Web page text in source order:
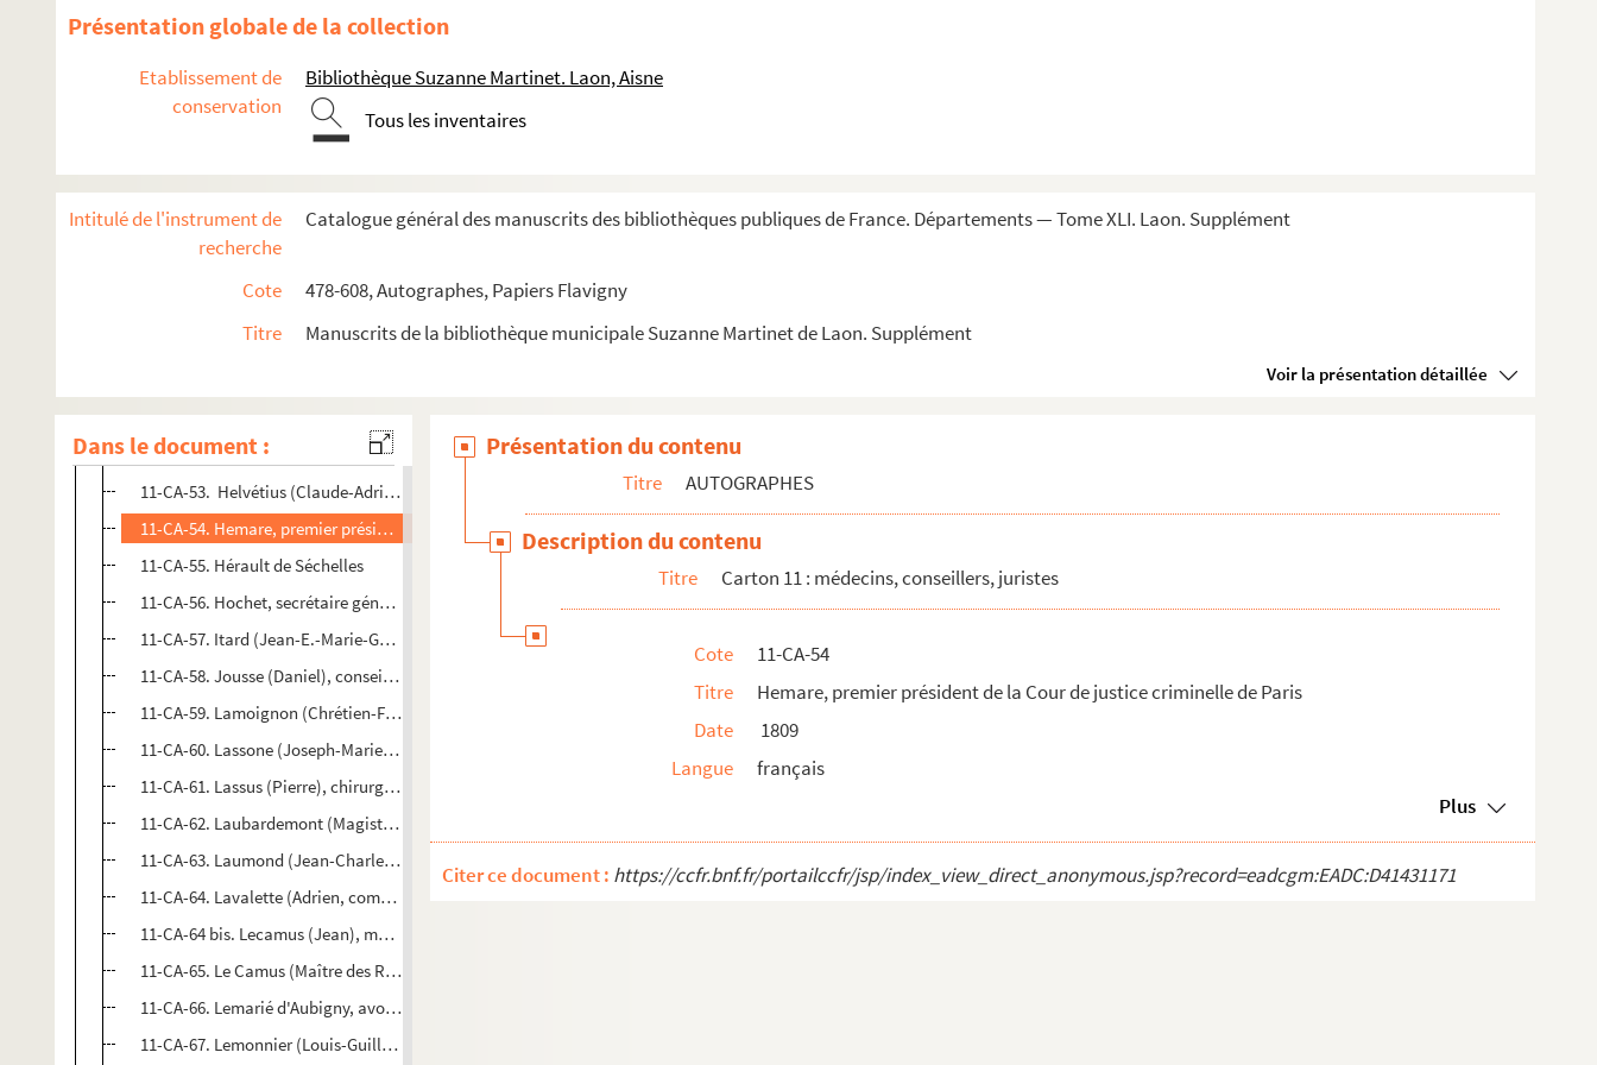
Présentation globale de la collection
Etablissement de
conservation
Bibliothèque Suzanne Martinet. Laon, Aisne
Tous les inventaires
Intitulé de l'instrument de
recherche
Catalogue général des manuscrits des bibliothèques publiques de France. Départements — Tome XLI. Laon. Supplément
Cote
478-608, Autographes, Papiers Flavigny
Titre
Manuscrits de la bibliothèque municipale Suzanne Martinet de Laon. Supplément
Voir la présentation détaillée
Dans le document :
11-CA-40. Dupuytren
11-CA-42. Esquirol, médecin à la Salpêtrière
11-CA-43. Fleury (Guillaume-François Joly de), procureur général au parlement de Paris
11-CA-45. Franchet-Despercy, directeur de la police
11-CA-46. Fréville (Villon de), conseiller d'État
11-CA-48. Giraudy (Charles-François-Louis), médecin
11-CA-49. Guillotin (Joseph-Ignace), constituant
11-CA-51. Harlay, comte de Beaumont (Achille III de)
11-CA-52. Helvétius (Jean-Adrien), médecin hollandais
11-CA-53. Helvétius (Claude-Adrien)
11-CA-54. Hemare, premier président de la Cour de justice criminelle de Paris
11-CA-55. Hérault de Séchelles
11-CA-56. Hochet, secrétaire général du Conseil d'État
11-CA-57. Itard (Jean-E.-Marie-Gaspard), médecin
11-CA-58. Jousse (Daniel), conseiller au présidial d'Orléans
11-CA-59. Lamoignon (Chrétien-François de), président au parlement de Paris
11-CA-60. Lassone (Joseph-Marie-François de), chimiste et médecin
11-CA-61. Lassus (Pierre), chirurgien
11-CA-62. Laubardemont (Magistrat)
11-CA-63. Laumond (Jean-Charles-Joseph, comte), administrateur
11-CA-64. Lavalette (Adrien, comte de), administrateur
11-CA-64 bis. Lecamus (Jean), magistrat
11-CA-65. Le Camus (Maître des Requêtes)
11-CA-66. Lemarié d'Aubigny, avocat général à la Chambre des comptes
11-CA-67. Lemonnier (Louis-Guillaume), médecin et naturaliste
Présentation du contenu
Titre AUTOGRAPHES
Description du contenu
Titre Carton 11 : médecins, conseillers, juristes
Cote
11-CA-54
Titre
Hemare, premier président de la Cour de justice criminelle de Paris
Date
1809
Langue
français
Plus
Citer ce document : https://ccfr.bnf.fr/portailccfr/jsp/index_view_direct_anonymous.jsp?record=eadcgm:EADC:D41431171